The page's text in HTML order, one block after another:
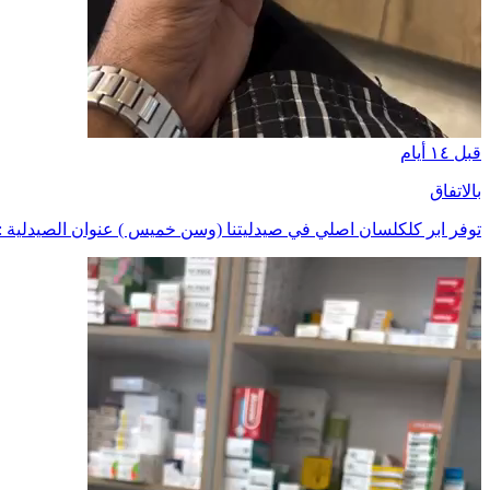
قبل ١٤ أيام
بالاتفاق
توفر ابر كلكلسان اصلي في صيدليتنا (وسن خميس ) عنوان الصيدلية